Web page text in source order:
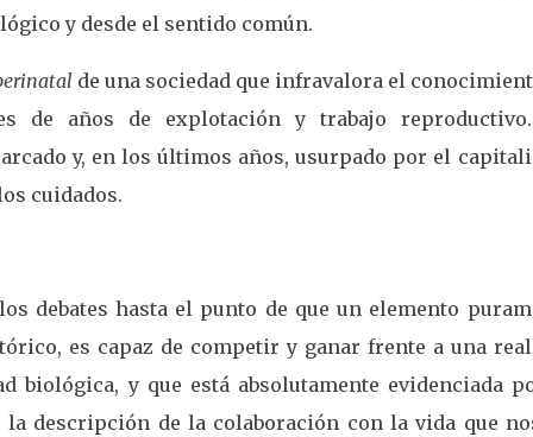
y desde el sentido común.
de una sociedad que infravalora el
de años de explotación y trabajo
y, en los últimos años, usurpado por el
cuidados.
debates hasta el punto de que un elemento
es capaz de competir y ganar frente a una
biológica, y que está absolutamente evidenciada
descripción de la colaboración con la vida que